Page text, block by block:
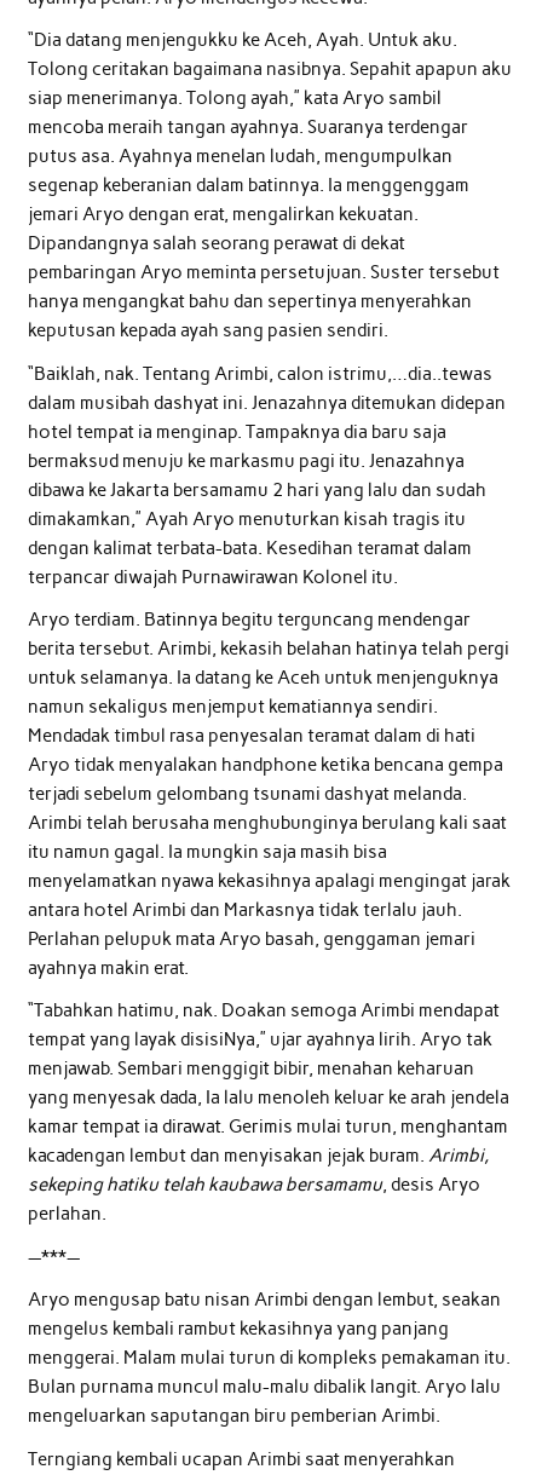
“Dia datang menjengukku ke Aceh, Ayah. Untuk aku.
Tolong ceritakan bagaimana nasibnya. Sepahit apapun aku
siap menerimanya. Tolong ayah,” kata Aryo sambil
mencoba meraih tangan ayahnya. Suaranya terdengar
putus asa. Ayahnya menelan ludah, mengumpulkan
segenap keberanian dalam batinnya. Ia menggenggam
jemari Aryo dengan erat, mengalirkan kekuatan.
Dipandangnya salah seorang perawat di dekat
pembaringan Aryo meminta persetujuan. Suster tersebut
hanya mengangkat bahu dan sepertinya menyerahkan
keputusan kepada ayah sang pasien sendiri.
“Baiklah, nak. Tentang Arimbi, calon istrimu,…dia..tewas
dalam musibah dashyat ini. Jenazahnya ditemukan didepan
hotel tempat ia menginap. Tampaknya dia baru saja
bermaksud menuju ke markasmu pagi itu. Jenazahnya
dibawa ke Jakarta bersamamu 2 hari yang lalu dan sudah
dimakamkan,” Ayah Aryo menuturkan kisah tragis itu
dengan kalimat terbata-bata. Kesedihan teramat dalam
terpancar diwajah Purnawirawan Kolonel itu.
Aryo terdiam. Batinnya begitu terguncang mendengar
berita tersebut. Arimbi, kekasih belahan hatinya telah pergi
untuk selamanya. Ia datang ke Aceh untuk menjenguknya
namun sekaligus menjemput kematiannya sendiri.
Mendadak timbul rasa penyesalan teramat dalam di hati
Aryo tidak menyalakan handphone ketika bencana gempa
terjadi sebelum gelombang tsunami dashyat melanda.
Arimbi telah berusaha menghubunginya berulang kali saat
itu namun gagal. Ia mungkin saja masih bisa
menyelamatkan nyawa kekasihnya apalagi mengingat jarak
antara hotel Arimbi dan Markasnya tidak terlalu jauh.
Perlahan pelupuk mata Aryo basah, genggaman jemari
ayahnya makin erat.
“Tabahkan hatimu, nak. Doakan semoga Arimbi mendapat
tempat yang layak disisiNya,” ujar ayahnya lirih. Aryo tak
menjawab. Sembari menggigit bibir, menahan keharuan
yang menyesak dada, Ia lalu menoleh keluar ke arah jendela
kamar tempat ia dirawat. Gerimis mulai turun, menghantam
kacadengan lembut dan menyisakan jejak buram. Arimbi,
sekeping hatiku telah kaubawa bersamamu, desis Aryo
perlahan.
—***—
Aryo mengusap batu nisan Arimbi dengan lembut, seakan
mengelus kembali rambut kekasihnya yang panjang
menggerai. Malam mulai turun di kompleks pemakaman itu.
Bulan purnama muncul malu-malu dibalik langit. Aryo lalu
mengeluarkan saputangan biru pemberian Arimbi.
Terngiang kembali ucapan Arimbi saat menyerahkan